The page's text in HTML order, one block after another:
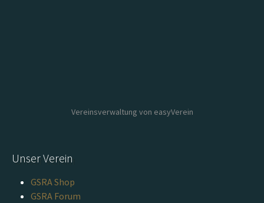
Vereinsverwaltung von easyVerein
Unser Verein
GSRA Shop
GSRA Forum